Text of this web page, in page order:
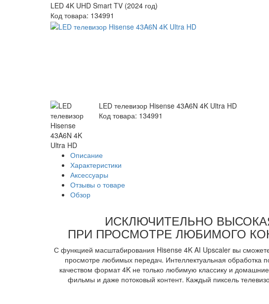
LED 4K UHD Smart TV (2024 год)
Код товара: 134991
LED телевизор Hisense 43A6N 4K Ultra HD
Код товара: 134991
Описание
Характеристики
Аксессуары
Отзывы о товаре
Обзор
ИСКЛЮЧИТЕЛЬНО
ПРИ ПРОСМОТРЕ ЛЮБИМОГО
С функцией масштабирования Hisense 4K AI Upscaler вы
просмотре любимых передач. Интеллектуальная обработка
качеством формат 4K не только любимую классику и
фильмы и даже потоковый контент. Каждый пиксель